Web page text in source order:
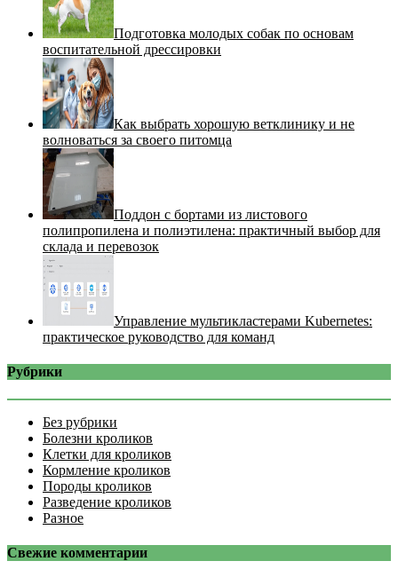
Подготовка молодых собак по основам
воспитательной дрессировки
Как выбрать хорошую ветклинику и не
волноваться за своего питомца
Поддон с бортами из листового
полипропилена и полиэтилена: практичный выбор для
склада и перевозок
Управление мультикластерами Kubernetes:
практическое руководство для команд
Рубрики
Без рубрики
Болезни кроликов
Клетки для кроликов
Кормление кроликов
Породы кроликов
Разведение кроликов
Разное
Свежие комментарии